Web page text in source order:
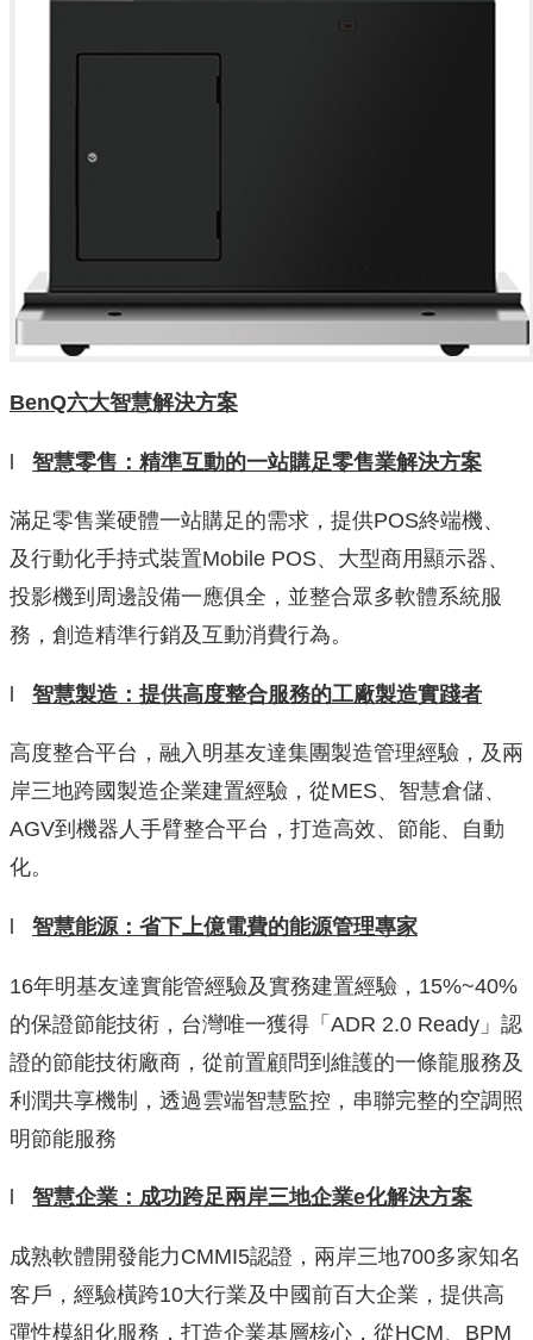
BenQ六大智慧解決方案
l 智慧零售：精準互動的一站購足零售業解決方案
滿足零售業硬體一站購足的需求，提供POS終端機、
及行動化手持式裝置Mobile POS、大型商用顯示器、
投影機到周邊設備一應俱全，並整合眾多軟體系統服
務，創造精準行銷及互動消費行為。
l 智慧製造：提供高度整合服務的工廠製造實踐者
高度整合平台，融入明基友達集團製造管理經驗，及兩
岸三地跨國製造企業建置經驗，從MES、智慧倉儲、
AGV到機器人手臂整合平台，打造高效、節能、自動
化。
l 智慧能源：省下上億電費的能源管理專家
16年明基友達實能管經驗及實務建置經驗，15%~40%
的保證節能技術，台灣唯一獲得「ADR 2.0 Ready」認
證的節能技術廠商，從前置顧問到維護的一條龍服務及
利潤共享機制，透過雲端智慧監控，串聯完整的空調照
明節能服務
智慧企業：成功跨足兩岸三地企業e化解決方案
成熟軟體開發能力CMMI5認證，兩岸三地700多家知名
客戶，經驗橫跨10大行業及中國前百大企業，提供高
彈性模組化服務，打造企業基層核心，從HCM、BPM